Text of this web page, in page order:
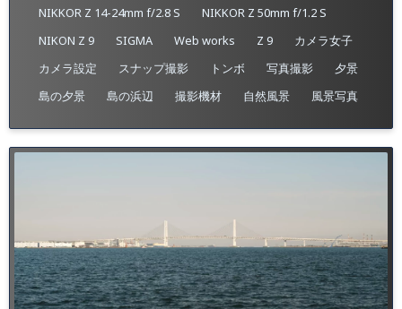
NIKKOR Z 14-24mm f/2.8 S
NIKKOR Z 50mm f/1.2 S
NIKON Z 9
SIGMA Web works Z 9
カメラ女子
カメラ設定
スナップ撮影 トンボ 写真撮影
夕景
島の夕景
島の浜辺 撮影機材 自然風景 風景写真